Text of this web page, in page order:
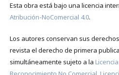
Esta obra está bajo una licencia
Atribución-NoComercial 4.0.
Los autores conservan sus
revista el derecho de primera
simultáneamente sujeto a la